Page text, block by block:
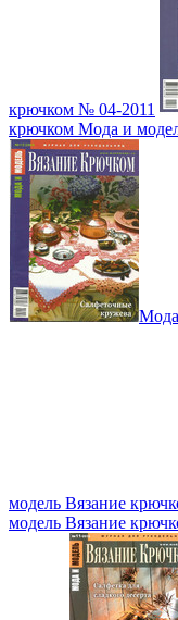
крючком № 04-2011
крючком Мода и
модель Вязание
модель Вязание